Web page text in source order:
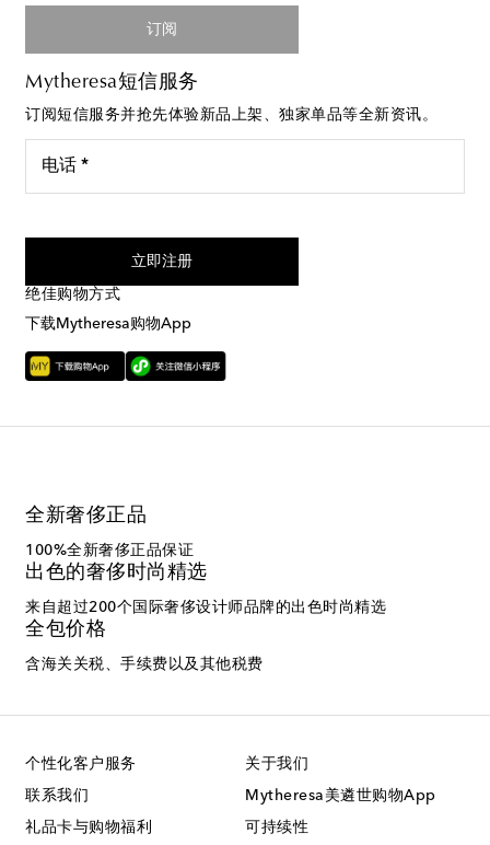
订阅
Mytheresa短信服务
订阅短信服务并抢先体验新品上架、独家单品等全新资讯。
电话 *
立即注册
绝佳购物方式
下载Mytheresa购物App
全新奢侈正品
100%全新奢侈正品保证
出色的奢侈时尚精选
来自超过200个国际奢侈设计师品牌的出色时尚精选
全包价格
含海关关税、手续费以及其他税费
个性化客户服务
联系我们
礼品卡与购物福利
关于我们
Mytheresa美遴世购物App
可持续性